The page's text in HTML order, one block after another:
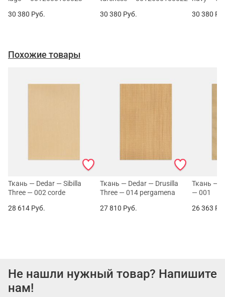
30 380 Руб.
30 380 Руб.
30 380
Похожие товары
Ткань — Dedar — Sibilla
Three — 002 corde
28 614 Руб.
Ткань — Dedar — Drusilla
Three — 014 pergamena
27 810 Руб.
Ткань —
— 001
26 363
Не нашли нужный товар? Напишите
нам!